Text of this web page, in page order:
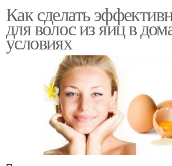
Как сделать
для волос из яиц в
условиях